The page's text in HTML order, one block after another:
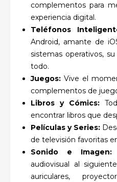
complementos para
experiencia digital.
Teléfonos
Android, amante de
sistemas operativos,
todo.
Juegos:Vive el
complementos de
Libros y Cómics:
encontrar libros que
Películas y Series:
de televisión favoritas
Sonido e Imagen:
audiovisual al
auriculares,